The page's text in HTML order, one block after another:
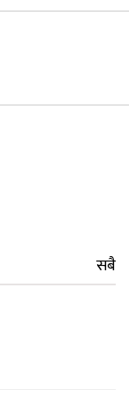
सबै